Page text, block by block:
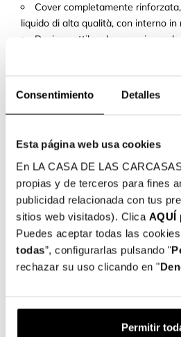
Consentimiento Detalles
Esta página web usa cookies
En LA CASA DE LAS
propias y de terceros para fines
publicidad relacionada con tus
sitios web visitados). Clica AQUÍ
Puedes aceptar todas las cookies
todas”, configurarlas pulsando "
rechazar su uso clicando en "
Permitir
Cover completamente
liquido di alta qualità, con interno in
Design sottile e leggero, in modo
Disponiamo di cover per oltre 400
Dettagli del prodotto
Colore: Nero
COLORES
Nero